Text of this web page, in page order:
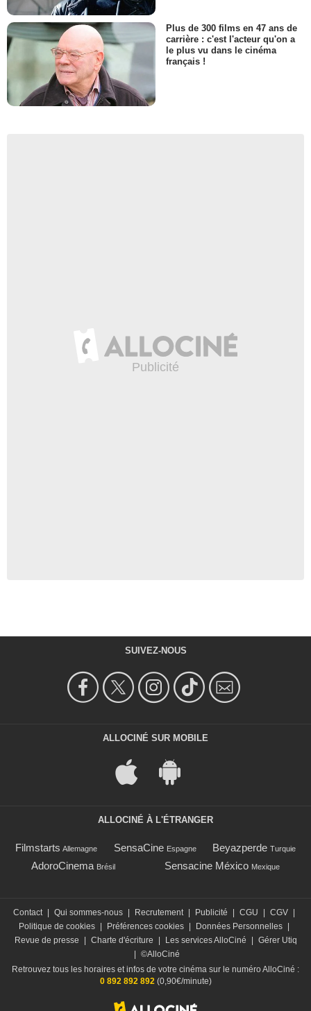
Plus de 300 films en 47 ans de
carrière : c'est l'acteur qu'on a
le plus vu dans le cinéma
français !
SUIVEZ-NOUS
ALLOCINÉ SUR MOBILE
ALLOCINÉ À L'ÉTRANGER
Filmstarts Allemagne SensaCine Espagne Beyazperde Turquie
AdoroCinema Brésil Sensacine México Mexique
Contact | Qui sommes-nous | Recrutement | Publicité | CGU | CGV |
Politique de cookies | Préférences cookies | Données Personnelles |
Revue de presse
| Charte d'écriture | Les services AlloCiné | Gérer Utiq
| ©AlloCiné
Retrouvez tous les horaires et infos de votre cinéma sur le numéro AlloCiné :
0 892 892 892 (0,90€/minute)